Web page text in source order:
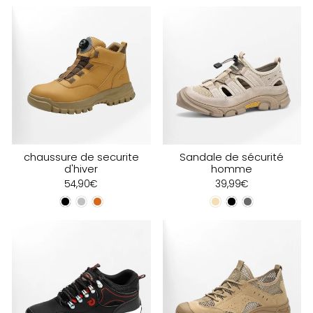
Adoptez une solution durable pour réduire la fatigue et
améliorer votre quotidien professionnel.
chaussure de securite
d'hiver
54,90€
Sandale de sécurité
homme
39,99€